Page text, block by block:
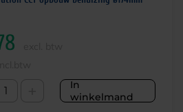
In
winkelmand